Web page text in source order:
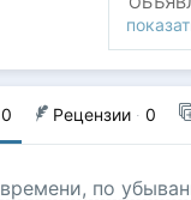
Не
мира
героев
0 Рецензии · 0
времени, по